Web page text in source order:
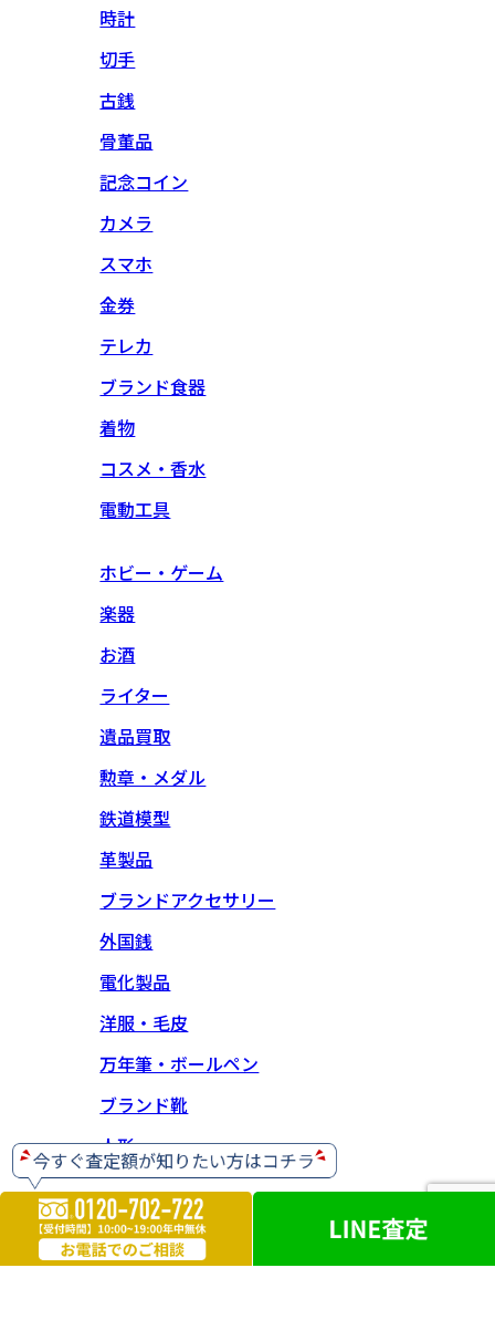
時計
切手
古銭
骨董品
記念コイン
カメラ
スマホ
金券
テレカ
ブランド食器
着物
コスメ・香水
電動工具
ホビー・ゲーム
楽器
お酒
ライター
遺品買取
勲章・メダル
鉄道模型
革製品
ブランドアクセサリー
外国銭
電化製品
洋服・毛皮
万年筆・ボールペン
ブランド靴
人形